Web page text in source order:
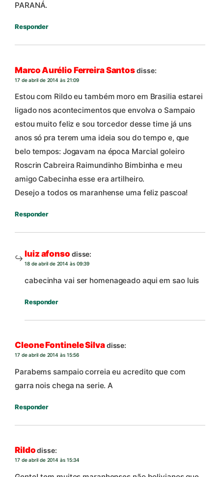
PARANÁ.
Responder
Marco Aurélio Ferreira Santosdisse:
17 de abril de 2014 às 21:09
Estou com Rildo eu também moro em Brasilia estarei
ligado nos acontecimentos que envolva o Sampaio
estou muito feliz e sou torcedor desse time já uns
anos só pra terem uma ideia sou do tempo e, que
belo tempos: Jogavam na época Marcial goleiro
Roscrin Cabreira Raimundinho Bimbinha e meu
amigo Cabecinha esse era artilheiro.
Desejo a todos os maranhense uma feliz pascoa!
Responder
luiz afonso disse:
18 de abril de 2014 às 09:39
cabecinha vai ser homenageado aqui em sao luis
Responder
Cleone Fontinele Silvadisse:
17 de abril de 2014 às 15:56
Parabems sampaio correia eu acredito que com
garra nois chega na serie. A
Responder
Rildo disse:
17 de abril de 2014 às 15:34